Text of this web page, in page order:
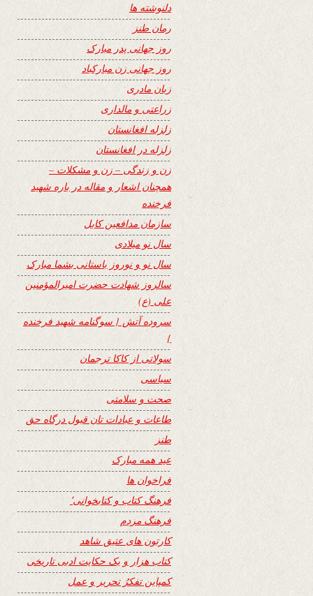
دلنوشته ها
رمان طنز
روز جهانی پدر مبارک
روز جهانی زن مبارکباد
زبان مادری
زراعتی و مالداری
زلزله افغانستان
زلزله در افغانستان
زن و زندگی – زن و مشکلات –
همچنان اشعار و مقاله در باره شهید
فرخنده
سازمان مدافعین کابل
سال نو میلادی
سال نو و نوروز باستانی بشما مبارک
سالروز شهادت حضرت امیرالمؤمنین
علی (ع)
سروده آتش { سوگنامه شهید فرخنده
}
سولاتی از کاکا ترجمان
سیاسی
صحت و سلامتی
طاعات و عبادات تان قبول درگاه حق
طنز
عید همه مبارک
فراخوان ها
فرهنگ کتاب و کتابخوانی٬
فرهنگ مردم
کارتون های عتیق شاهد
کتاب هزار و یک حکایت ادبی تاریخی
کمپاین تفکرُ تحریر و عمل